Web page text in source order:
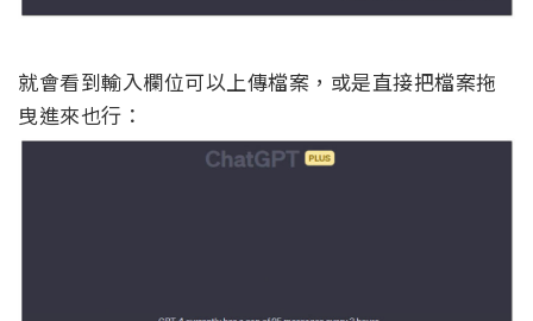
就會看到輸入欄位可以上傳檔案，或是直接把檔案拖
曳進來也行：